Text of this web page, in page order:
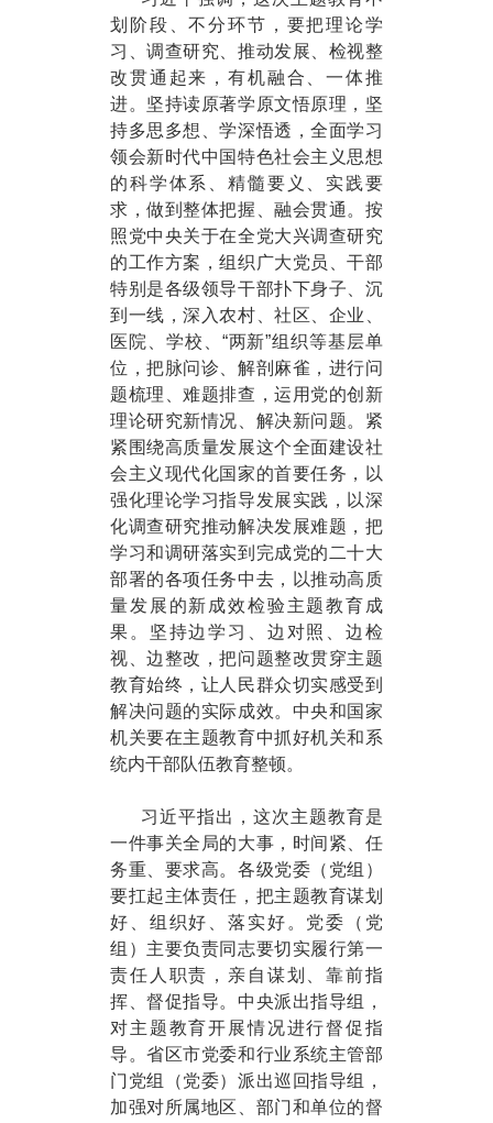
划阶段、不分环节，要把理论学
习、调查研究、推动发展、检视整
改贯通起来，有机融合、一体推
进。坚持读原著学原文悟原理，坚
持多思多想、学深悟透，全面学习
领会新时代中国特色社会主义思想
的科学体系、精髓要义、实践要
求，做到整体把握、融会贯通。按
照党中央关于在全党大兴调查研究
的工作方案，组织广大党员、干部
特别是各级领导干部扑下身子、沉
到一线，深入农村、社区、企业、
医院、学校、“两新”组织等基层单
位，把脉问诊、解剖麻雀，进行问
题梳理、难题排查，运用党的创新
理论研究新情况、解决新问题。紧
紧围绕高质量发展这个全面建设社
会主义现代化国家的首要任务，以
强化理论学习指导发展实践，以深
化调查研究推动解决发展难题，把
学习和调研落实到完成党的二十大
部署的各项任务中去，以推动高质
量发展的新成效检验主题教育成
果。坚持边学习、边对照、边检
视、边整改，把问题整改贯穿主题
教育始终，让人民群众切实感受到
解决问题的实际成效。中央和国家
机关要在主题教育中抓好机关和系
统内干部队伍教育整顿。
习近平指出，这次主题教育是
一件事关全局的大事，时间紧、任
务重、要求高。各级党委（党组）
要扛起主体责任，把主题教育谋划
好、组织好、落实好。党委（党
组）主要负责同志要切实履行第一
责任人职责，亲自谋划、靠前指
挥、督促指导。中央派出指导组，
对主题教育开展情况进行督促指
导。省区市党委和行业系统主管部
门党组（党委）派出巡回指导组，
加强对所属地区、部门和单位的督